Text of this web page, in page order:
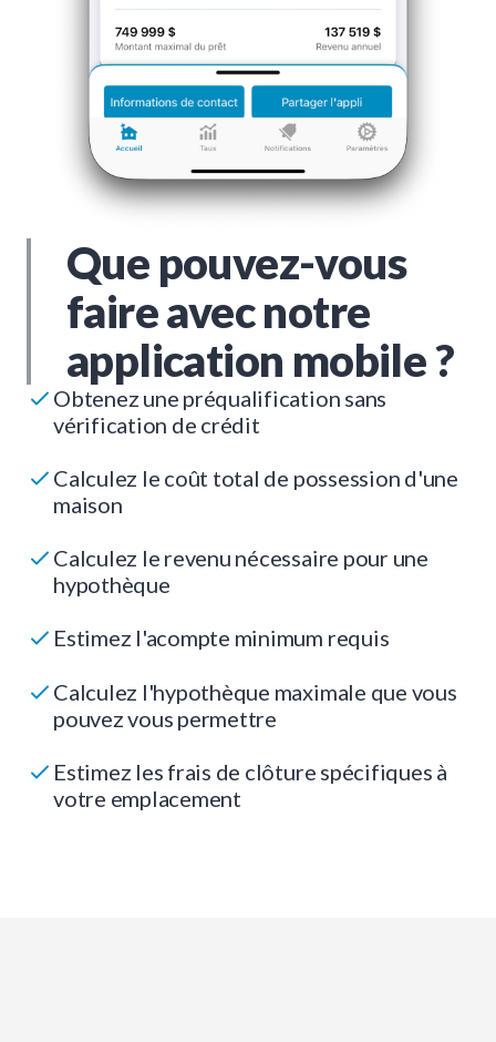
Que pouvez-vous
faire avec notre
application mobile ?
Obtenez une préqualification sans
vérification de crédit
Calculez le coût total de possession d'une
maison
Calculez le revenu nécessaire pour une
hypothèque
Estimez l'acompte minimum requis
Calculez l'hypothèque maximale que vous
pouvez vous permettre
Estimez les frais de clôture spécifiques à
votre emplacement